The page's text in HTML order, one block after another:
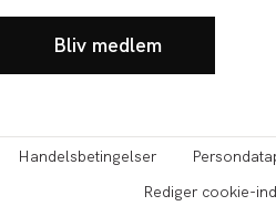
Bliv medlem
Handelsbetingelser
Rediger cookie-